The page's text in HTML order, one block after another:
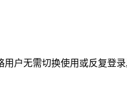
户无需切换使用或反复登